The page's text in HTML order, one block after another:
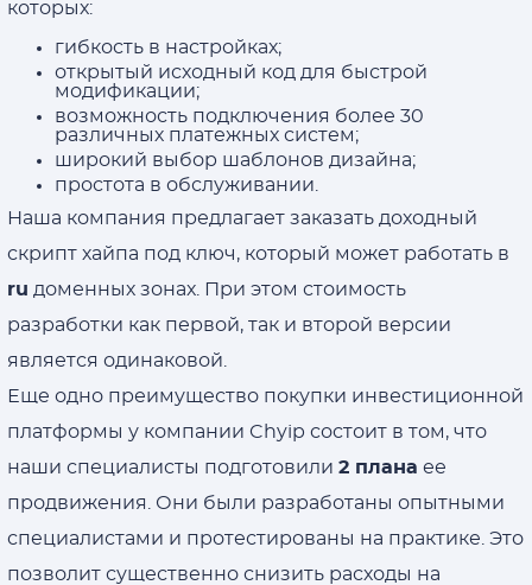
которых:
гибкость в настройках;
открытый исходный код для быстрой
модификации;
возможность подключения более 30
различных платежных систем;
широкий выбор шаблонов дизайна;
простота в обслуживании.
Наша компания предлагает заказать доходный
скрипт хайпа под ключ, который может работать в
ru доменных зонах. При этом стоимость
разработки как первой, так и второй версии
является одинаковой.
Еще одно преимущество покупки инвестиционной
платформы у компании Chyip состоит в том, что
наши специалисты подготовили 2 плана ее
продвижения. Они были разработаны опытными
специалистами и протестированы на практике. Это
позволит существенно снизить расходы на